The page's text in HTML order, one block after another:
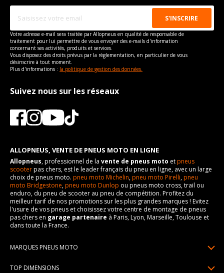
Votre adresse e-mail sera traitée par Allopneus en qualité de responsable de
traitement pour lui permettre de vous envoyer des e-mails d'information
concernant ses activités, produits et services.
Vous disposez des droits prévus par la règlementation, en particulier de vous
désinscrire à tout moment.
Plus d'informations : la politique de gestion des données.
Suivez nous sur les réseaux
ALLOPNEUS, VENTE DE PNEUS MOTO EN LIGNE
Allopneus, professionnel de la vente de pneus moto etpneus
scooterpas chers, est le leader français du pneu en ligne, avec un large
choix de pneus moto. pneu moto Michelin,pneu moto Pirelli,pneu
moto Bridgestone,pneu moto Dunlop ou pneus moto cross, trail ou
enduro, du pneu de scooter au pneu de compétition. Profitez du
meilleur tarif de nos promotions sur les plus grandes marques ! Evitez
l'usure de vos pneus et choisissez votre centre de montage de pneus
pas chers en garage partenaire à Paris, Lyon, Marseille, Toulouse et
dans toute la France.
MARQUES PNEUS MOTO
TOP DIMENSIONS